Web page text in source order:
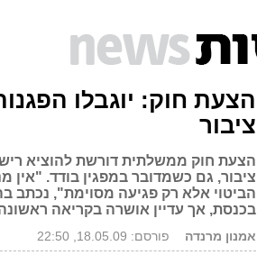
הצעת חוק: יוגבלו
ציבור
הצעת חוק ממשלתית דורשת להוציא
ציבור, גם כשמדובר במפגין בודד.
הביטוי אלא רק פגיעה מסוימת", נכתב
בכנסת, אך עדיין אושרה בקריאה
אמנון מרנדה פורסם: 18.05.09, 22:50